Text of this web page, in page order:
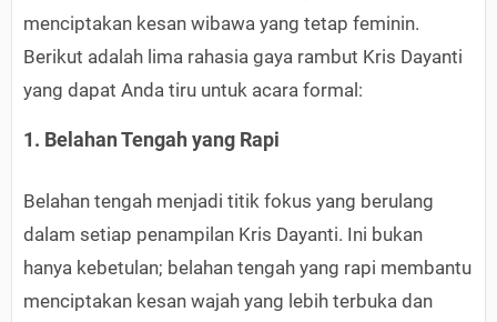
menciptakan kesan wibawa yang tetap feminin.
Berikut adalah lima rahasia gaya rambut Kris Dayanti
yang dapat Anda tiru untuk acara formal:
1. Belahan Tengah yang Rapi
Belahan tengah menjadi titik fokus yang berulang
dalam setiap penampilan Kris Dayanti. Ini bukan
hanya kebetulan; belahan tengah yang rapi membantu
menciptakan kesan wajah yang lebih terbuka dan